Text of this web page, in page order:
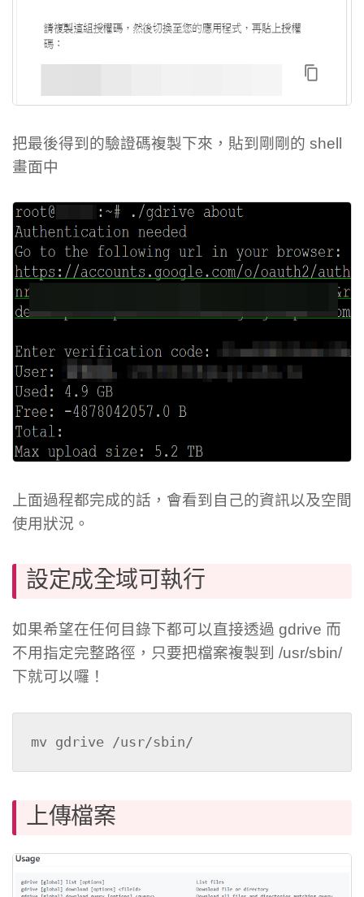
把最後得到的驗證碼複製下來，貼到剛剛的 shell
畫面中
上面過程都完成的話，會看到自己的資訊以及空間
使用狀況。
設定成全域可執行
如果希望在任何目錄下都可以直接透過 gdrive 而
不用指定完整路徑，只要把檔案複製到 /usr/sbin/
下就可以囉！
mv gdrive /usr/sbin/
上傳檔案